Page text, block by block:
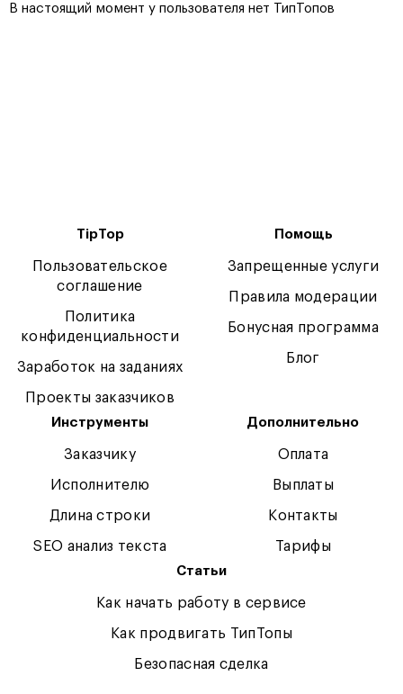
В настоящий момент у пользователя нет ТипТопов
TipTop
Пользовательское
соглашение
Политика
конфиденциальности
Заработок на заданиях
Проекты заказчиков
Помощь
Запрещенные услуги
Правила модерации
Бонусная программа
Блог
Инструменты
Заказчику
Исполнителю
Длина строки
SEO анализ текста
Дополнительно
Оплата
Выплаты
Контакты
Тарифы
Статьи
Как начать работу в сервисе
Как продвигать ТипТопы
Безопасная сделка